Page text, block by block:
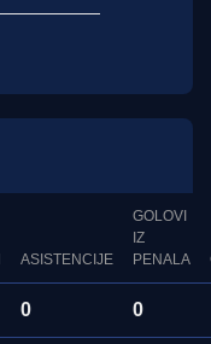
ASISTENCIJE
GOLOVI
IZ
PENALA
0 0